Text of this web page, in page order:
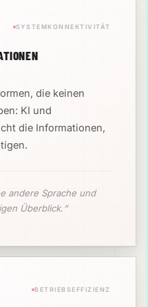
SYSTEMKONNEKTIVITÄT
die keinen
KI und
die Informationen,
andere Sprache und
Überblick.“
BETRIEBSEFFIZIENZ